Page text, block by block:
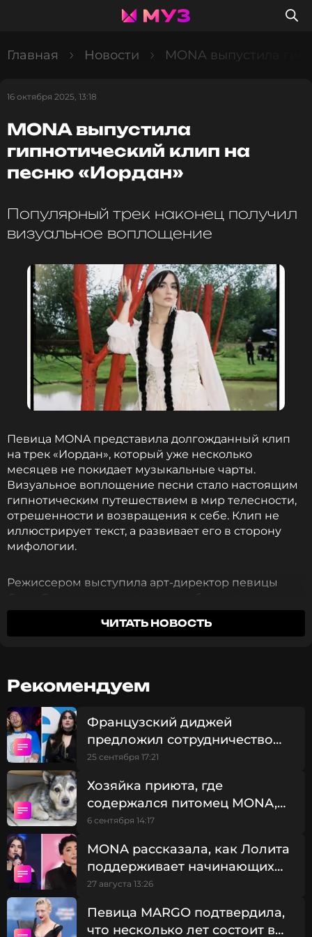
Главная Новости MONA выпустила
16 октября 2025, 13:18
MONA выпустила
гипнотический клип на
песню «Иордан»
Популярный трек наконец получил
визуальное воплощение
Певица MONA представила долгожданный клип
на трек «Иордан», который уже несколько
месяцев не покидает музыкальные чарты.
Визуальное воплощение песни стало настоящим
гипнотическим путешествием в мир телесности,
отрешенности и возвращения к себе. Клип не
иллюстрирует текст, а развивает его в сторону
мифологии.
Режиссером выступила арт-директор певицы
Саша Сахарная, известная по работе с такими
артистами, как PHARAOH, Элджей и Хаски. В ее
интерпретации композиция превратилась в
ЧИТАТЬ НОВОСТЬ
Рекомендуем
Французский диджей
предложил сотрудничество
певице MONA
25 сентября 17:21
Хозяйка приюта, где
содержался питомец MONA,
ответит за издевательство
6 сентября 14:17
MONA рассказала, как Лолита
поддерживает начинающих
артистов
27 августа 13:26
Певица MARGO подтвердила,
что несколько лет состоит в